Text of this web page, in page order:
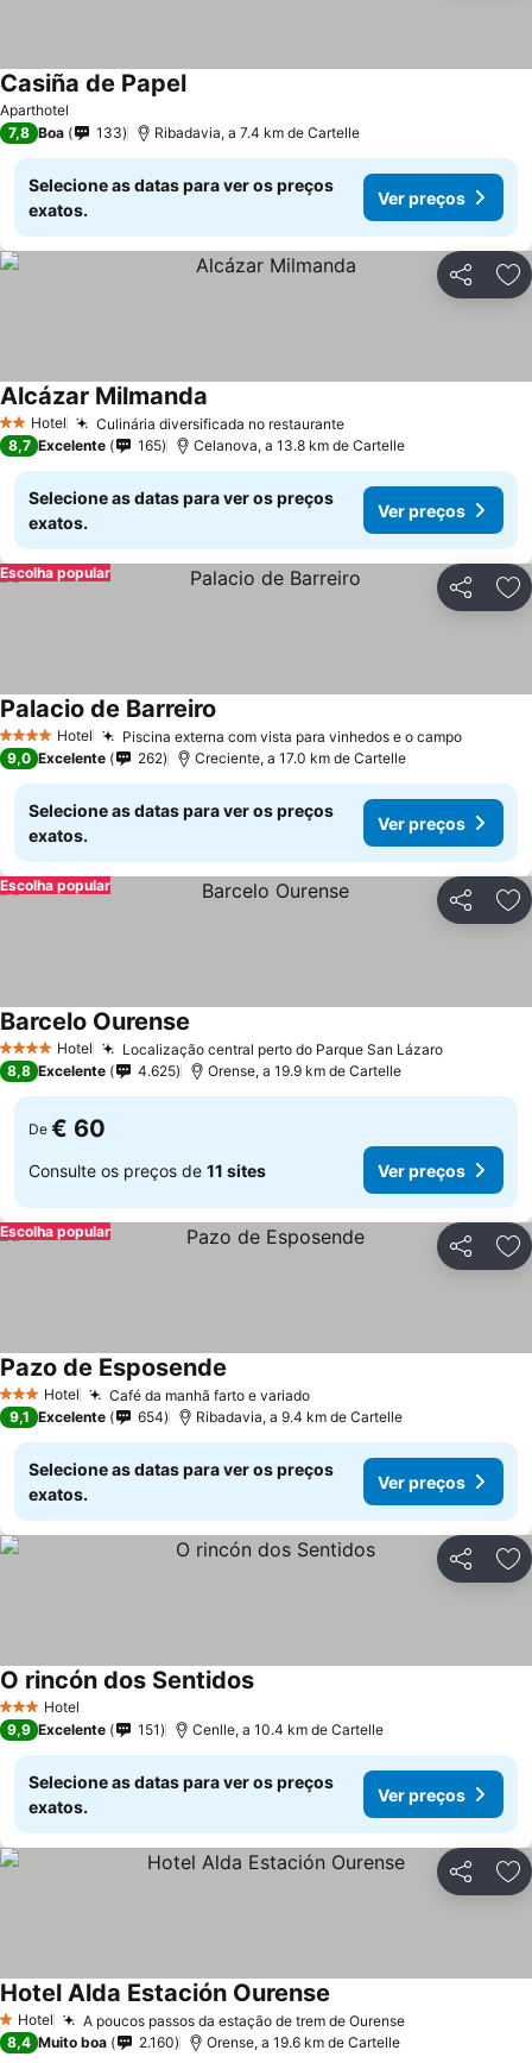
Aparthotel
Casiña de Papel
7,8 Boa 133 Ribadavia, a 7.4 km de Cartelle
Selecione as datas para ver os preços
exatos.
Ver preços
Partilhar
2 Estrelas
Hotel Culinária diversificada no restaurante
Alcázar Milmanda
8,7 Excelente 165 Celanova, a 13.8 km de Cartelle
Selecione as datas para ver os preços
exatos.
Ver preços
Partilhar
Escolha popular
4 EstrelasHotel Piscina externa com vista para vinhedos e o campo
Palacio de Barreiro
9,0 Excelente 262 Creciente, a 17.0 km de Cartelle
Selecione as datas para ver os preços
exatos.
Ver preços
Partilhar
Escolha popular
4 EstrelasHotel Localização central perto do Parque San Lázaro
Barcelo Ourense
8,8 Excelente 4.625 Orense, a 19.9 km de Cartelle
De € 60
Consulte os preços de 11 sites Ver preços
Partilhar
Escolha popular
3 EstrelasHotel Café da manhã farto e variado
Pazo de Esposende
9,1 Excelente 654 Ribadavia, a 9.4 km de Cartelle
Selecione as datas para ver os preços
exatos.
Ver preços
Partilhar
3 EstrelasHotel
O rincón dos Sentidos
9,9 Excelente 151 Cenlle, a 10.4 km de Cartelle
Selecione as datas para ver os preços
exatos.
Ver preços
Partilhar
1 Estrelas
Hotel A poucos passos da estação de trem de Ourense
Hotel Alda Estación Ourense
8,4 Muito boa 2.160 Orense, a 19.6 km de Cartelle